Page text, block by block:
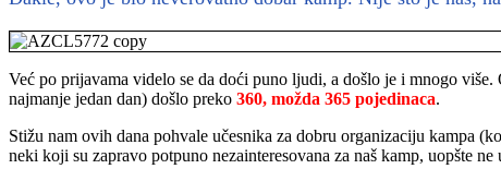
Već po prijavama videlo se da doći puno ljudi, a došlo je i mnogo
najmanje jedan dan) došlo preko 360, možda 365 pojedinaca.
Stižu nam ovih dana pohvale učesnika za dobru organizaciju kampa
neki koji su zapravo potpuno nezainteresovana za naš kamp, uopšte